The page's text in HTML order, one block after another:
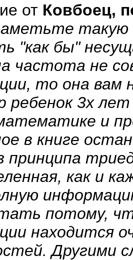
от Ковбоец,
такую
"как бы"
частота не
то она вам
ребенок 3х
и
в книге
принципа
как и
потому,
находится
Другими